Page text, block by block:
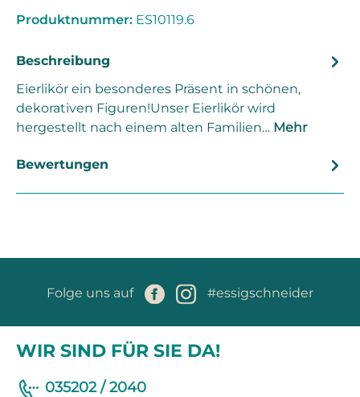
Produktnummer: ES10119.6
Beschreibung
Eierlikör ein besonderes Präsent in schönen,
dekorativen Figuren!Unser Eierlikör wird
hergestellt nach einem alten Familien… Mehr
Bewertungen
Folge uns auf #essigschneider
WIR SIND FÜR SIE DA!
035202 / 2040